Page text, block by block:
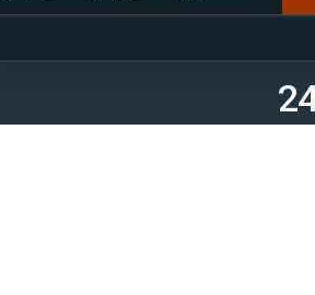
کیسه باد غیر موازی